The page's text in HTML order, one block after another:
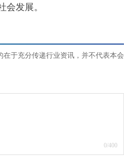
发展。
0/400
在于充分传递行业资讯，并不代表本会